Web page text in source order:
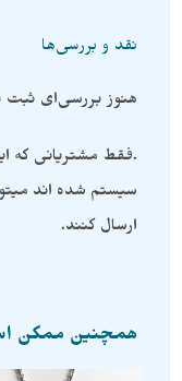
نقد و بررسی‌ها
هنوز بررسی‌ای
.فقط مشتریانی که
سیستم شده اند
ارسال کنند.
همچنین ممکن